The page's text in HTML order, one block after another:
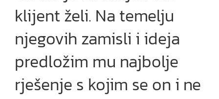
klijent želi. Na temelju
njegovih zamisli i ideja
predložim mu najbolje
rješenje s kojim se on i ne